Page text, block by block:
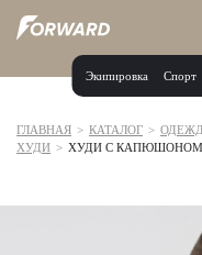
Экипировка Спорт
Москва и МО
ГЛАВНАЯ > КАТАЛОГ >
ХУДИ > ХУДИ С